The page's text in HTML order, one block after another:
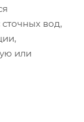
вод,
или